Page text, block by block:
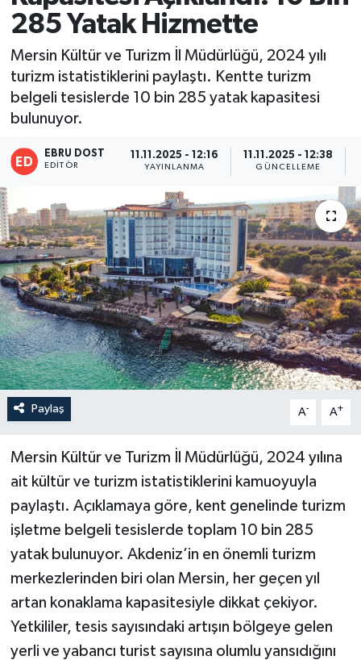
285 Yatak Hizmette
Mersin Kültür ve Turizm İl Müdürlüğü, 2024 yılı
turizm istatistiklerini paylaştı. Kentte turizm
belgeli tesislerde 10 bin 285 yatak kapasitesi
bulunuyor.
EBRU DOST
EDITÖR
11.11.2025 - 12:16
YAYINLANMA
11.11.2025 - 12:38
GÜNCELLEME
Paylaş A- A+
Mersin Kültür ve Turizm İl Müdürlüğü, 2024 yılına
ait kültür ve turizm istatistiklerini kamuoyuyla
paylaştı. Açıklamaya göre, kent genelinde turizm
işletme belgeli tesislerde toplam 10 bin 285
yatak bulunuyor. Akdeniz’in en önemli turizm
merkezlerinden biri olan Mersin, her geçen yıl
artan konaklama kapasitesiyle dikkat çekiyor.
Yetkililer, tesis sayısındaki artışın bölgeye gelen
yerli ve yabancı turist sayısına olumlu yansıdığını